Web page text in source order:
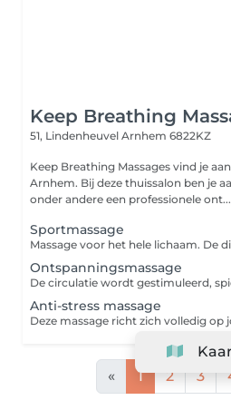
Keep Breathing
51, Lindenheuvel Arnhem 6822KZ
Keep Breathing Massages vind je
Arnhem. Bij deze thuissalon ben je
onder andere een professionele ont...
Sportmassage
Ontspanningsmassage
Anti-stress massage
« 1 2 3